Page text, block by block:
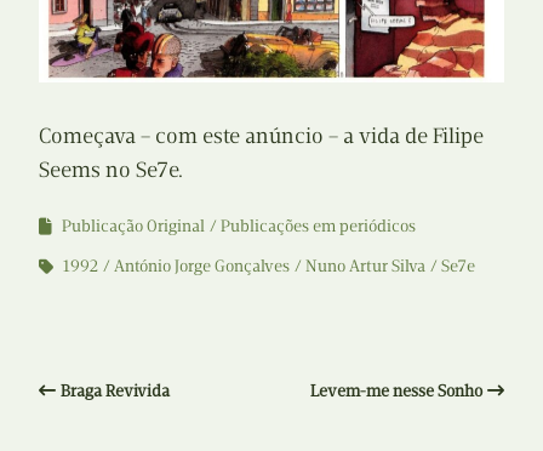
Começava – com este anúncio – a vida de Filipe
Seems no Se7e.
Publicação Original
Publicações em periódicos
1992
António Jorge Gonçalves Nuno Artur Silva Se7e
Braga Revivida Levem-me nesse Sonho